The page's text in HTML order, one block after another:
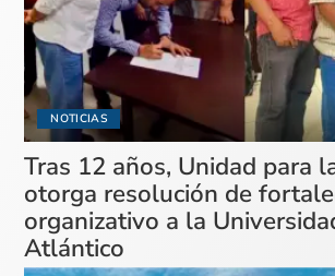
NOTICIAS
Tras 12 años, Unidad para
otorga resolución de
organizativo a la
Atlántico